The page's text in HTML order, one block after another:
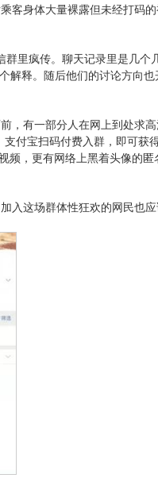
客身体大量裸露但未经打码
里疯传。聊天记录里是几个
解释。随后他们的讨论方向
，有一部分人在网上到处求
付宝扫码付费入群，即可获
频，更有网络上黑着头像的匿
入这场群体性狂欢的网民也